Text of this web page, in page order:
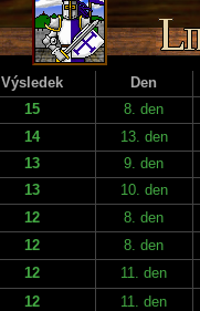
Výsledek
Den
15
8. den
14
13. den
13
9. den
13
10. den
12
8. den
12
8. den
12
11. den
12
11. den